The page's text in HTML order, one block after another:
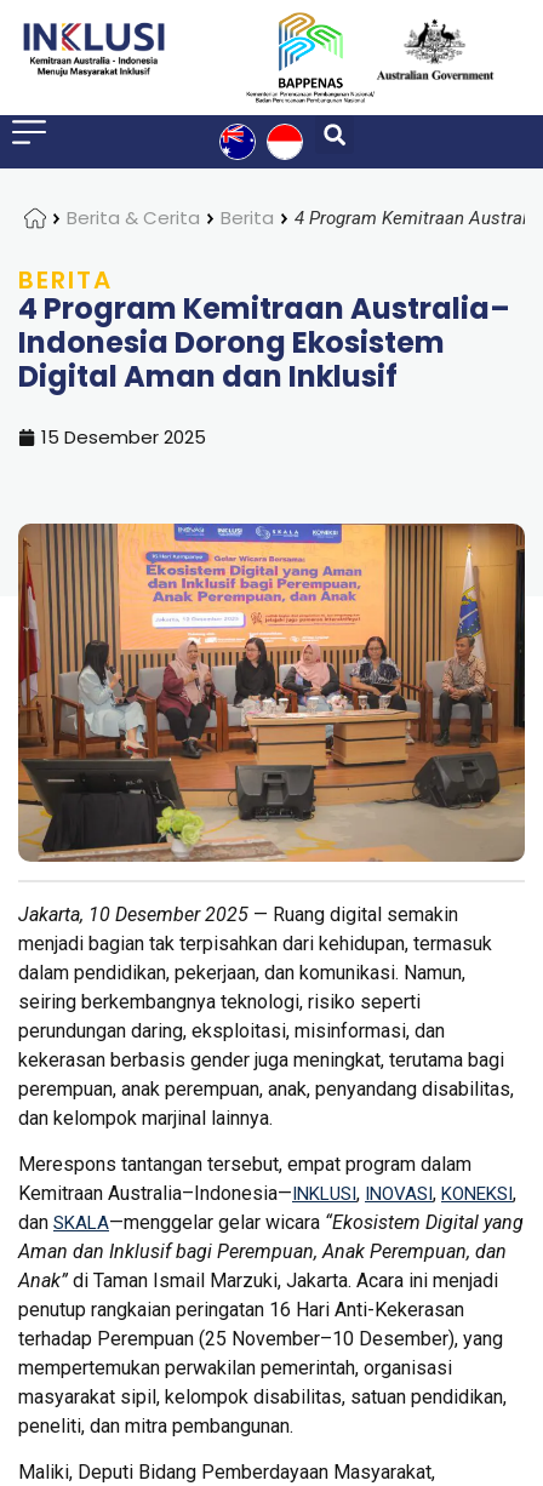
HomeBerita & Cerita Berita
BERITA
4 Program Kemitraan Australia–
Indonesia Dorong Ekosistem
Digital Aman dan Inklusif
15 Desember 2025
Jakarta, 10 Desember 2025 — Ruang digital semakin
menjadi bagian tak terpisahkan dari kehidupan, termasuk
dalam pendidikan, pekerjaan, dan komunikasi. Namun,
seiring berkembangnya teknologi, risiko seperti
perundungan daring, eksploitasi, misinformasi, dan
kekerasan berbasis gender juga meningkat, terutama bagi
perempuan, anak perempuan, anak, penyandang disabilitas,
dan kelompok marjinal lainnya.
Merespons tantangan tersebut, empat program dalam
Kemitraan Australia–Indonesia—INKLUSI, INOVASI, KONEKSI,
dan SKALA—menggelar gelar wicara “Ekosistem Digital yang
Aman dan Inklusif bagi Perempuan, Anak Perempuan, dan
Anak” di Taman Ismail Marzuki, Jakarta. Acara ini menjadi
penutup rangkaian peringatan 16 Hari Anti-Kekerasan
terhadap Perempuan (25 November–10 Desember), yang
mempertemukan perwakilan pemerintah, organisasi
masyarakat sipil, kelompok disabilitas, satuan pendidikan,
peneliti, dan mitra pembangunan.
Maliki, Deputi Bidang Pemberdayaan Masyarakat,